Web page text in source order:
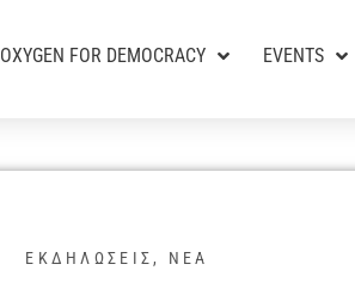
OXYGEN FOR DEMOCRACY EVENTS
ΕΚΔΗΛΩΣΕΙΣ , ΝΕΑ